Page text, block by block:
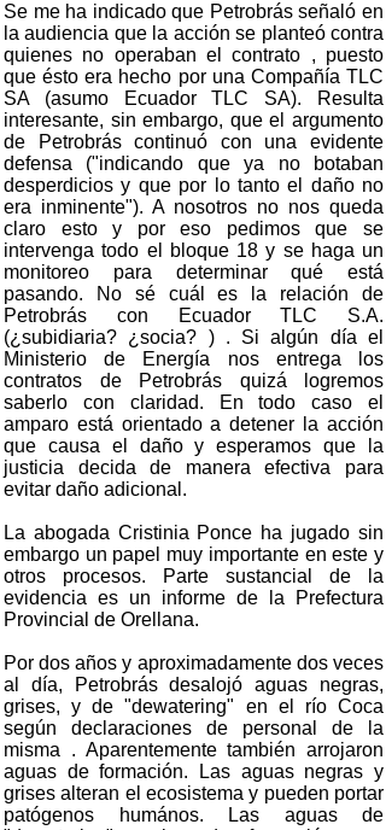
Se me ha indicado que Petrobrás señaló en
la audiencia que la acción se planteó contra
quienes no operaban el contrato , puesto
que ésto era hecho por una Compañía TLC
SA (asumo Ecuador TLC SA). Resulta
interesante, sin embargo, que el argumento
de Petrobrás continuó con una evidente
defensa ("indicando que ya no botaban
desperdicios y que por lo tanto el daño no
era inminente"). A nosotros no nos queda
claro esto y por eso pedimos que se
intervenga todo el bloque 18 y se haga un
monitoreo para determinar qué está
pasando. No sé cuál es la relación de
Petrobrás con Ecuador TLC S.A.
(¿subidiaria? ¿socia? ) . Si algún día el
Ministerio de Energía nos entrega los
contratos de Petrobrás quizá logremos
saberlo con claridad. En todo caso el
amparo está orientado a detener la acción
que causa el daño y esperamos que la
justicia decida de manera efectiva para
evitar daño adicional.
La abogada Cristinia Ponce ha jugado sin
embargo un papel muy importante en este y
otros procesos. Parte sustancial de la
evidencia es un informe de la Prefectura
Provincial de Orellana.
Por dos años y aproximadamente dos veces
al día, Petrobrás desalojó aguas negras,
grises, y de "dewatering" en el río Coca
según declaraciones de personal de la
misma . Aparentemente también arrojaron
aguas de formación. Las aguas negras y
grises alteran el ecosistema y pueden portar
patógenos humános. Las aguas de